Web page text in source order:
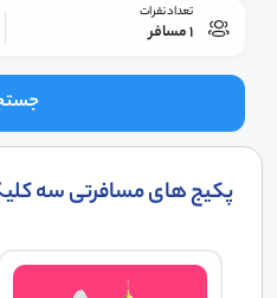
تعداد نفرات
1 مسافر
پکیج های مسافرتی سه